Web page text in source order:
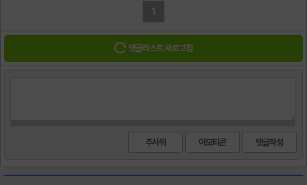
1
댓글리스트 새로고침
주사위 이모티콘